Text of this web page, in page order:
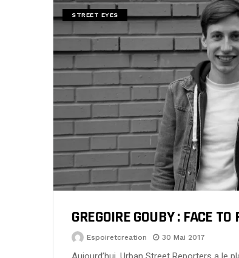
STREET EYES
GREGOIRE GOUBY : FACE TO
Espoiretcreation 30 Mai 2017